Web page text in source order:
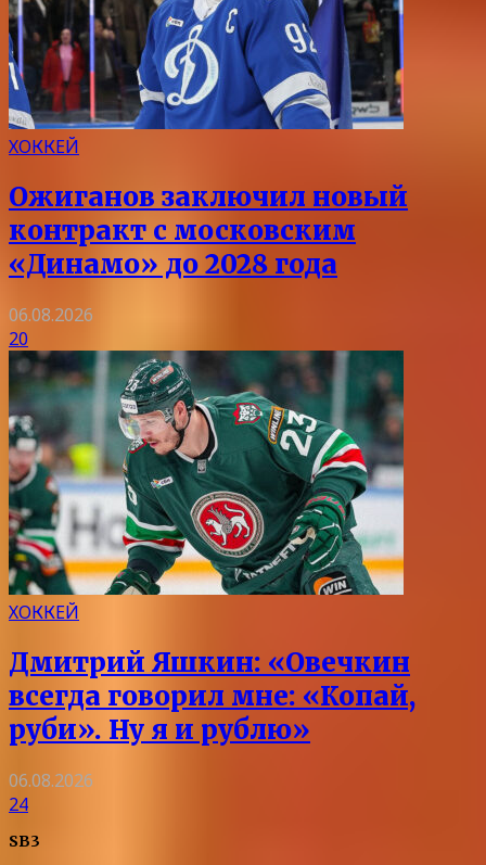
ХОККЕЙ
Ожиганов заключил новый
контракт с московским
«Динамо» до 2028 года
06.08.2026
20
ХОККЕЙ
Дмитрий Яшкин: «Овечкин
всегда говорил мне: «Копай,
руби». Ну я и рублю»
06.08.2026
24
SB3